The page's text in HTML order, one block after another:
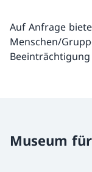
Auf Anfrage
Menschen/
Beeinträchtigung
Museum